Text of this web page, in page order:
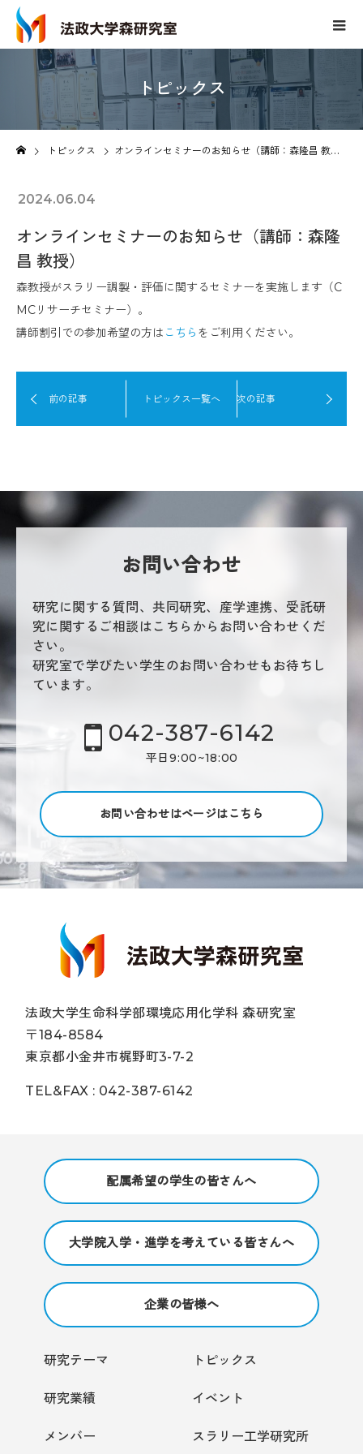
Topics
トピックス
トピックス オンラインセミナーのお知らせ（講師：森隆昌 教授）
2024.06.04
オンラインセミナーのお知らせ（講師：森隆
昌 教授）
森教授がスラリー調製・評価に関するセミナーを実施します（C
MC リサーチセミナー）。
講師割引での参加希望の方は こちら をご利用ください。
前の記事 トピックス一覧へ 次の記事
お問い合わせ
研究に関する質問、共同研究、産学連携、受託研
究に関するご相談はこちらからお問い合わせくだ
さい。
研究室で学びたい学生のお問い合わせもお待ちし
ています。
042-387-6142
平日9:00~18:00
お問い合わせはページはこちら
法政大学生命科学部環境応用化学科 森研究室
〒184-8584
東京都小金井市梶野町3-7-2
TEL&FAX : 042-387-6142
配属希望の学生の皆さんへ
大学院入学・進学を考えている皆さんへ
企業の皆様へ
研究テーマ トピックス
研究業績 イベント
メンバー スラリー工学研究所